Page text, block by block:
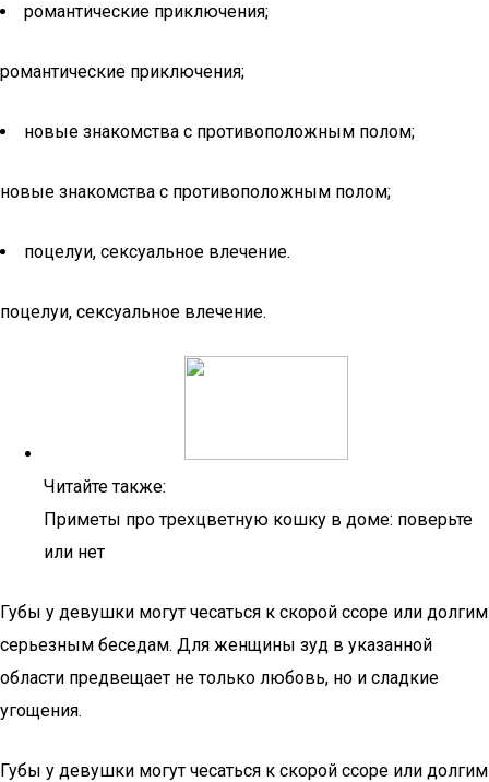
романтические приключения;
романтические приключения;
новые знакомства с противоположным полом;
новые знакомства с противоположным полом;
поцелуи, сексуальное влечение.
поцелуи, сексуальное влечение.
Читайте также:
Приметы про трехцветную кошку в доме: поверьте
или нет
Губы у девушки могут чесаться к скорой ссоре или долгим
серьезным беседам. Для женщины зуд в указанной
области предвещает не только любовь, но и сладкие
угощения.
Губы у девушки могут чесаться к скорой ссоре или долгим